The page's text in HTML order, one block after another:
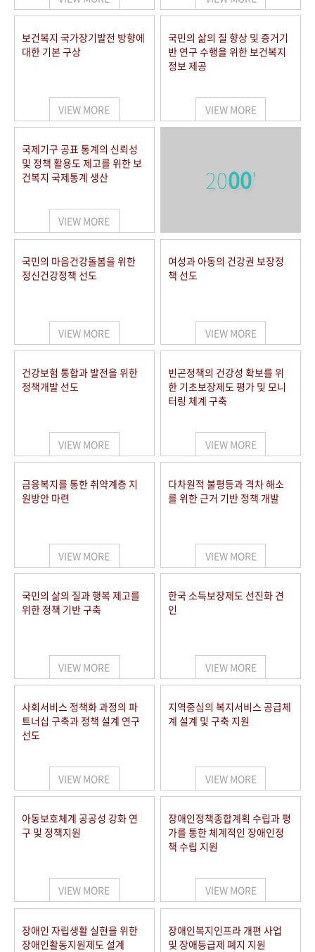
보건복지 국가장기발전 방향에
대한 기본 구상
VIEW MORE
국민의 삶의 질 향상 및 증거기
반 연구 수행을 위한 보건복지
정보 제공
VIEW MORE
국제기구 공표 통계의 신뢰성
및 정책 활용도 제고를 위한 보
건복지 국제통계 생산
VIEW MORE
2000'
국민의 마음건강돌봄을 위한
정신건강정책 선도
VIEW MORE
여성과 아동의 건강권 보장정
책 선도
VIEW MORE
건강보험 통합과 발전을 위한
정책개발 선도
VIEW MORE
빈곤정책의 건강성 확보를 위
한 기초보장제도 평가 및 모니
터링 체계 구축
VIEW MORE
금융복지를 통한 취약계층 지
원방안 마련
VIEW MORE
다차원적 불평등과 격차 해소
를 위한 근거 기반 정책 개발
VIEW MORE
국민의 삶의 질과 행복 제고를
위한 정책 기반 구축
VIEW MORE
한국 소득보장제도 선진화 견
인
VIEW MORE
사회서비스 정책화 과정의 파
트너십 구축과 정책 설계 연구
선도
VIEW MORE
지역중심의 복지서비스 공급체
계 설계 및 구축 지원
VIEW MORE
아동보호체계 공공성 강화 연
구 및 정책지원
VIEW MORE
장애인정책종합계획 수립과 평
가를 통한 체계적인 장애인정
책 수립 지원
VIEW MORE
장애인 자립생활 실현을 위한
장애인활동지원제도 설계
장애인복지인프라 개편 사업
및 장애등급제 폐지 지원